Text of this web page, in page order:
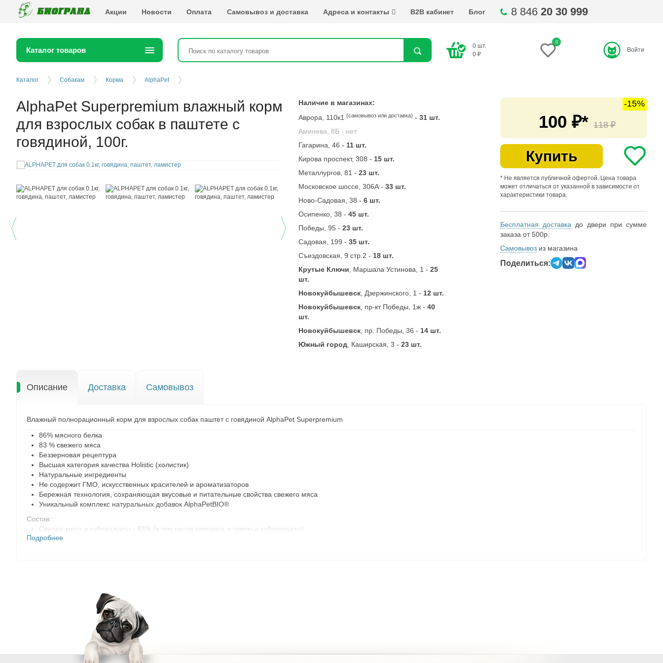
Акции Новости Оплата Самовывоз и доставка Адреса и контакты B2B кабинет Блог 8 846 20 30 999
Каталог товаров Найти
0 шт.
0 ₽
0
Войти
Каталог Собакам Корма AlphaPet
AlphaPet Superpremium влажный корм
для взрослых собак в паштете с
говядиной, 100г.
Наличие в магазинах:
Аврора, 110к1(самовывоз или доставка) -31 шт.
Аминева, 8Б - нет
Гагарина, 46 - 11 шт.
Кирова проспект, 308 - 15 шт.
Металлургов, 81 -23 шт.
Московское шоссе, 306А -33 шт.
Ново-Садовая, 38 -6 шт.
Осипенко, 38 -45 шт.
Победы, 95 -23 шт.
Садовая, 199 -35 шт.
Съездовская, 9 стр.2 - 18 шт.
Крутые Ключи , Маршала Устинова, 1 -25
шт.
Новокуйбышевск , Дзержинского, 1 - 12 шт.
Новокуйбышевск , пр-кт Победы, 1ж -40
шт.
Новокуйбышевск , пр. Победы, 36 - 14 шт.
Южный город , Каширская, 3 -23 шт.
-15%
100 ₽* 118 ₽
Купить
* Не является публичной офертой. Цена товара
может отличаться от указанной в зависимости от
характеристики товара.
Бесплатная доставка до двери при сумме
заказа от 500р.
Самовывоз из магазина
Поделиться:
Описание Доставка Самовывоз
Влажный полнорационный корм для взрослых собак паштет с говядиной AlphaPet Superpremium
86% мясного белка
83 % свежего мяса
Беззерновая рецептура
Высшая категория качества Holistiс (холистик)
Натуральные ингредиенты
Не содержит ГМО, искусственных красителей и ароматизаторов
Бережная технология, сохраняющая вкусовые и питательные свойства свежего мяса
Уникальный комплекс натуральных добавок AlphaPetBIO®
Состав:
Свежее мясо и субпродукты - 83% (в том числе говядина и говяжьи субпродукты)
Витаминно-минеральные добавки
Содержание питательных веществ на 1 кг:
Сырая клетчатка 1,2%
Подробнее